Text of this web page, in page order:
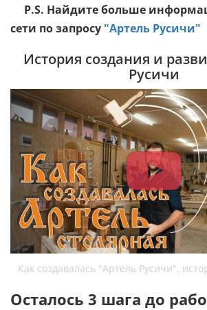
P.S. Найдите больше
сети по запросу "Артель Русичи"
История создания и
Русичи
Как создавалась "Артель Русичи",
Осталось 3 шага до